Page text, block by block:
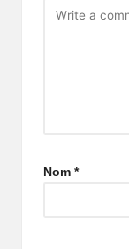
Nom *